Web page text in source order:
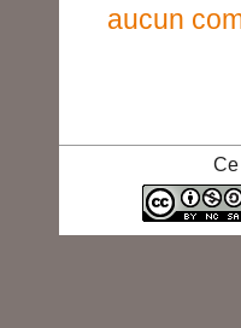
aucun